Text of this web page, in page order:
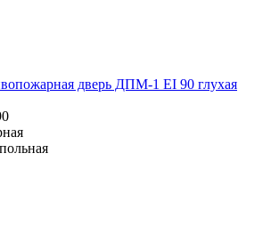
дверь ДПМ-1 EI 90 глухая